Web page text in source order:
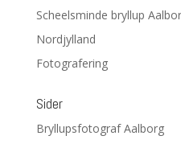
Scheelsminde bryllup
Nordjylland
Fotografering
Sider
Bryllupsfotograf Aalborg